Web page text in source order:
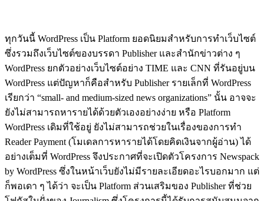
ทุกวันนี้ WordPress เป็น Platform ยอดนิยมสำหรับการทำเว็บไซต์
ซึ่งรวมถึงเว็บไซต์ของบรรดา Publisher และสำนักข่าวต่าง ๆ
WordPress ยกตัวอย่างเว็บไซต์อย่าง TIME และ CNN ที่รันอยู่บน
WordPress แต่ปัญหาก็คือสำหรับ Publisher รายเล็กที่ WordPress
เรียกว่า “small- and medium-sized news organizations” นั้น อาจจะ
ยังไม่สามารถหารายได้ด้วยตัวเองอย่างง่าย หรือ Platform
WordPress เดิมที่ใช้อยู่ ยังไม่สามารถช่วยในเรื่องของการทำ
Reader Payment (โมเดลการหารายได้โดยคิดเงินจากผู้อ่าน) ได้
อย่างเต็มที่ WordPress จึงประกาศที่จะเปิดตัวโครงการ Newspack
by WordPress ซึ่งในหน้าเว็บยังไม่มีรายละเอียดอะไรบอกมาก แต่
ก็พอเดา ๆ ได้ว่า จะเป็น Platform ส่วนเสริมของ Publisher ที่ช่วย